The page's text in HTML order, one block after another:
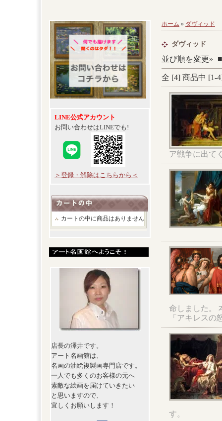
LINE公式アカウント
お問い合わせはLINEでも!
＞登録・解除はこちらから＜
カートの中に商品はありません
店長の澤井です。
アート名画館は、
名画の油絵複製画専門店です。
一人でも多くのお客様の元へ
素敵な絵画を届けていきたい
と思いますので、
宜しくお願いします！
ホーム » ダヴィッド
ダヴィッド
並び順を変更» ■
全 [4] 商品中 [1-4
ア戦争に出て
命しました。
「アキレス
す。